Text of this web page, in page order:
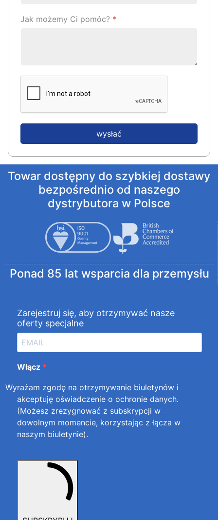
Jak możemy Ci pomóc? *
wysłać
Towar dostępny do szybkiej dostawy
bezpośrednio od naszego
dystrybutora w Polsce
Ponad 85 lat wsparcia dla przemysłu
Zarejestruj się, aby otrzymywać nasze
oferty specjalne
Włącz
Wyrażam zgodę na otrzymywanie biuletynów i
akceptuję oświadczenie o ochronie danych.
(Możesz zrezygnować z subskrypcji w
dowolnym momencie, korzystając z łącza w
naszym biuletynie).